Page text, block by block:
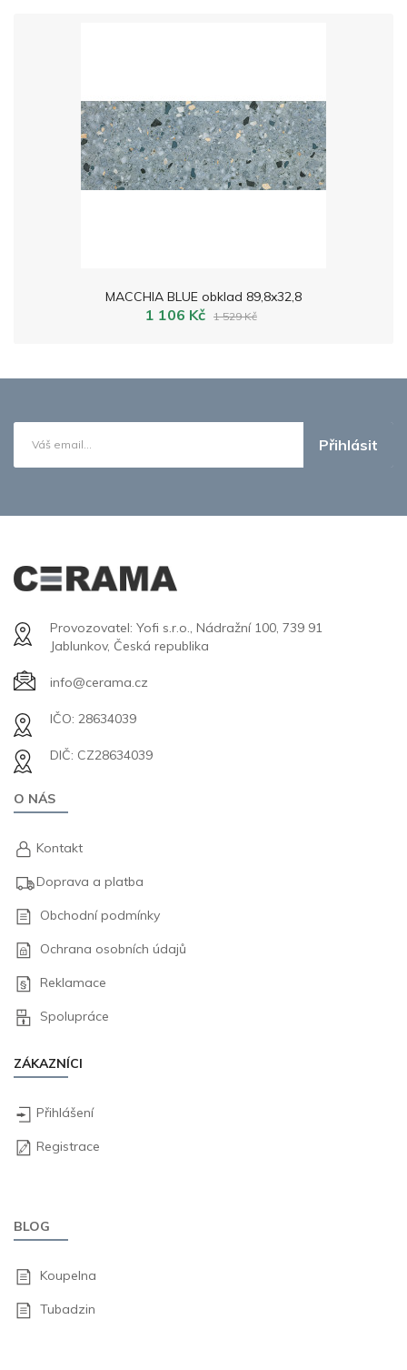
MACCHIA BLUE obklad 89,8x32,8
1 106 Kč 1 529 Kč
Přihlásit
Provozovatel: Yofi s.r.o., Nádražní 100, 739 91
Jablunkov, Česká republika
info@cerama.cz
IČO: 28634039
DIČ: CZ28634039
O NÁS
Kontakt
Doprava a platba
Obchodní podmínky
Ochrana osobních údajů
Reklamace
Spolupráce
ZÁKAZNÍCI
Přihlášení
Registrace
BLOG
Koupelna
Tubadzin